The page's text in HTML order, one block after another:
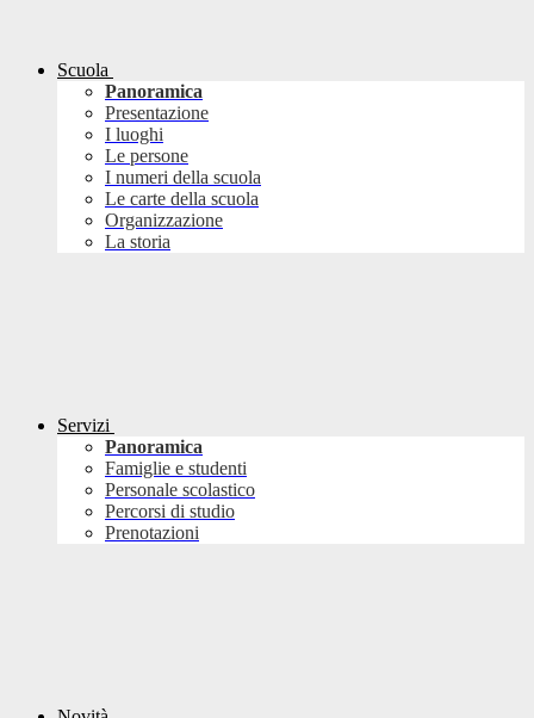
Scuola
Panoramica
Presentazione
I luoghi
Le persone
I numeri della scuola
Le carte della scuola
Organizzazione
La storia
Servizi
Panoramica
Famiglie e studenti
Personale scolastico
Percorsi di studio
Prenotazioni